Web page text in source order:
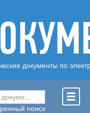
документы по
Введите название документа ...
поиск